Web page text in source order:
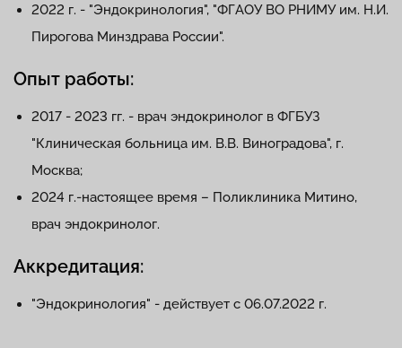
2022 г. - "Эндокринология", "ФГАОУ ВО РНИМУ им. Н.И.
Пирогова Минздрава России".
Опыт работы:
2017 - 2023 гг. - врач эндокринолог в ФГБУЗ
"Клиническая больница им. В.В. Виноградова", г.
Москва;
2024 г.-настоящее время – Поликлиника Митино,
врач эндокринолог.
Аккредитация:
"Эндокринология" - действует с 06.07.2022 г.